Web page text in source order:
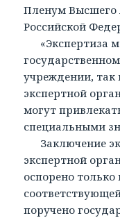
Пленум Высшего
Российской
«Экспертиза
учреждении, так
экспертной
могут
специальными
Заключение
экспертной
оспорено только
поручено